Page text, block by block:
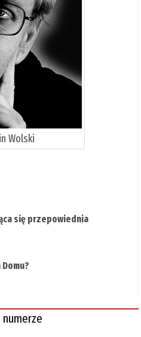
Wolski
się przepowiednia
Domu?
numerze